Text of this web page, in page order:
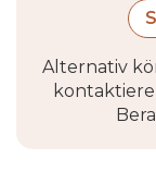
Alternativ